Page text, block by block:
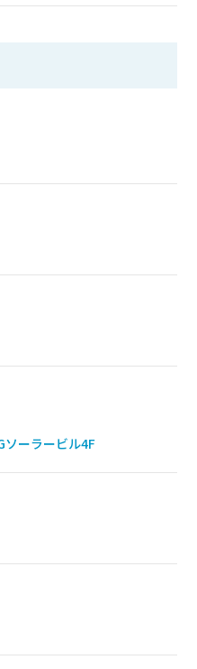
ソーラービル4F